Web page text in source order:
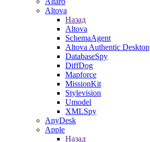
Altova
Назад
Altova
SchemaAgent
Altova Authentic Desktop
DatabaseSpy
DiffDog
Mapforce
MissionKit
Stylevision
Umodel
XMLSpy
AnyDesk
Apple
Назад